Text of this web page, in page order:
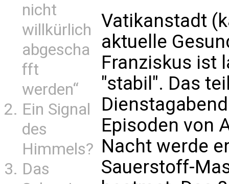
nicht
willkürlich
abgescha
fft
werden“
Ein Signal
des
Himmels?
Das
Vatikanstadt
aktuelle
Franziskus ist
"stabil". Das
Episoden von
Nacht werde
Sauerstoff-